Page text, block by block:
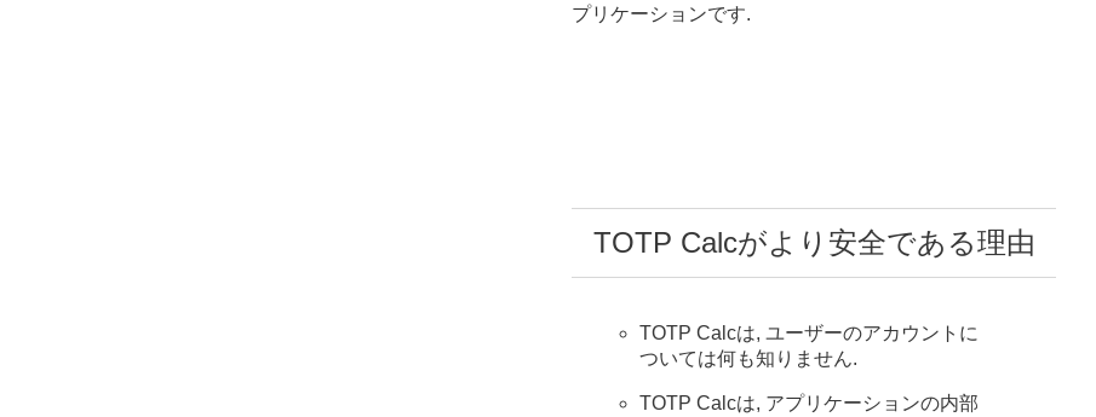
プリケーションです.
TOTP Calcがより安全である理由
TOTP Calcは, ユーザーのアカウントに
ついては何も知りません.
TOTP Calcは, アプリケーションの内部